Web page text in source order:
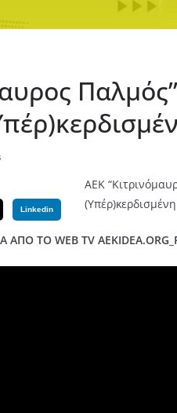
Linkedin
AEK
ΤΟ WEB TV